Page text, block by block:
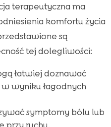
terapeutyczna ma
komfortu życia
są
tej dolegliwości:
łatwiej doznawać
wyniku łagodnych
symptomy bólu lub